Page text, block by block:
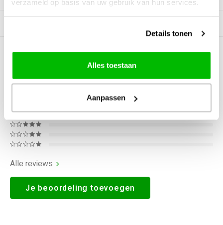
verzameld op basis van uw gebruik van hun services.
Details tonen
Alles toestaan
Aanpassen
BEOORDELINGEN
0Reviews
Alle reviews
Je beoordeling toevoegen